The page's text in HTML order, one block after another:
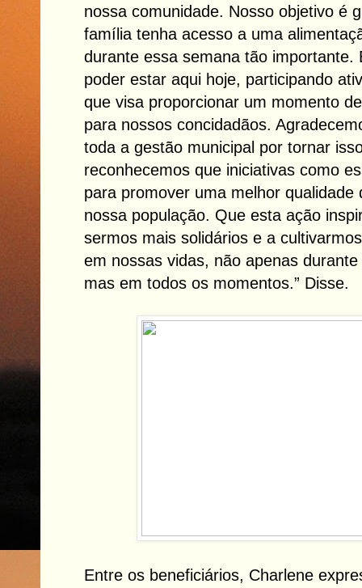
nossa comunidade. Nosso objetivo é
família tenha acesso a uma
durante essa semana tão importante.
poder estar aqui hoje, participando
que visa proporcionar um momento
para nossos concidadãos.
toda a gestão municipal por tornar
reconhecemos que iniciativas como
para promover uma melhor qualidade
nossa população. Que esta ação
sermos mais solidários e a
em nossas vidas, não apenas
mas em todos os momentos.” Disse.
Entre os beneficiários, Charlene